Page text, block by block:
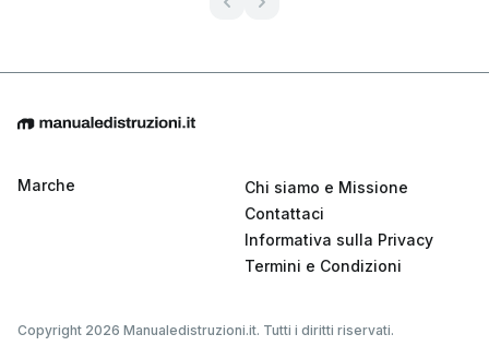
Marche
Chi siamo e Missione
Contattaci
Informativa sulla Privacy
Termini e Condizioni
Copyright 2026 Manualedistruzioni.it. Tutti i diritti riservati.